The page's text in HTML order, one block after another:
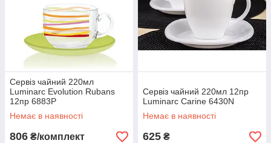
Сервіз чайний 220мл
Luminarc Evolution Rubans
12пр 6883P
Немає в наявності
806 ₴/комплект
Сервіз чайний 220мл 12пр
Luminarc Carine 6430N
Немає в наявності
625 ₴